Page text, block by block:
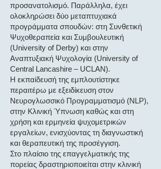
προσανατολισμό. Παράλληλα, έχει
ολοκληρώσει δύο μεταπτυχιακά
προγράμματα σπουδών: στη Συνθετική
Ψυχοθεραπεία και Συμβουλευτική
(University of Derby) και στην
Αναπτυξιακή Ψυχολογία (University of
Central Lancashire – UCLAN).
Η εκπαίδευσή της εμπλουτίστηκε
περαιτέρω με εξειδίκευση στον
Νευρογλωσσικό Προγραμματισμό (NLP),
στην Κλινική Ύπνωση καθώς και στη
χρήση και ερμηνεία ψυχομετρικών
εργαλείων, ενισχύοντας τη διαγνωστική
και θεραπευτική της προσέγγιση.
Στο πλαίσιο της επαγγελματικής της
πορείας δραστηριοποιείται στην κλινική